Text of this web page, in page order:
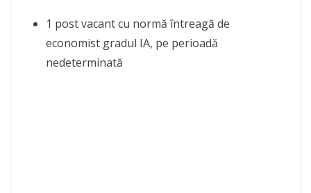
1 post vacant cu normă întreagă de
economist gradul IA, pe perioadă
nedeterminată